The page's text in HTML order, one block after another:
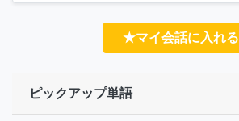
★マイ会話に入れる
ピックアップ単語